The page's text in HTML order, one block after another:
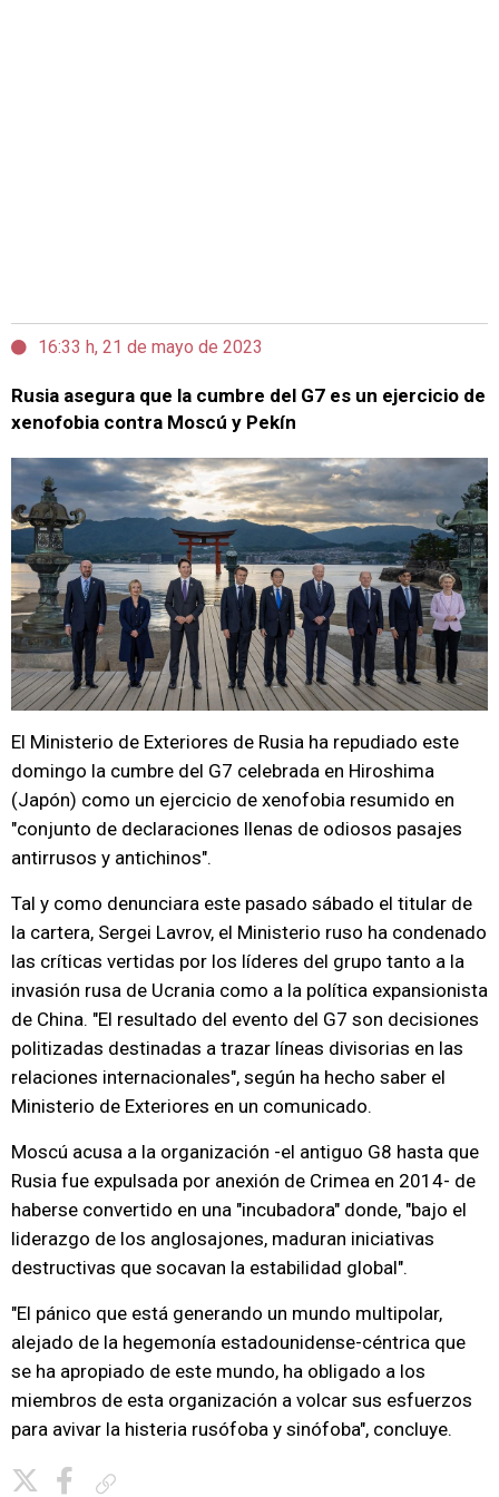
16:33 h, 21 de mayo de 2023
Rusia asegura que la cumbre del G7 es un ejercicio de
xenofobia contra Moscú y Pekín
El Ministerio de Exteriores de Rusia ha repudiado este
domingo la cumbre del G7 celebrada en Hiroshima
(Japón) como un ejercicio de xenofobia resumido en
"conjunto de declaraciones llenas de odiosos pasajes
antirrusos y antichinos".
Tal y como denunciara este pasado sábado el titular de
la cartera, Sergei Lavrov, el Ministerio ruso ha condenado
las críticas vertidas por los líderes del grupo tanto a la
invasión rusa de Ucrania como a la política expansionista
de China. "El resultado del evento del G7 son decisiones
politizadas destinadas a trazar líneas divisorias en las
relaciones internacionales", según ha hecho saber el
Ministerio de Exteriores en un comunicado.
Moscú acusa a la organización -el antiguo G8 hasta que
Rusia fue expulsada por anexión de Crimea en 2014- de
haberse convertido en una "incubadora" donde, "bajo el
liderazgo de los anglosajones, maduran iniciativas
destructivas que socavan la estabilidad global".
"El pánico que está generando un mundo multipolar,
alejado de la hegemonía estadounidense-céntrica que
se ha apropiado de este mundo, ha obligado a los
miembros de esta organización a volcar sus esfuerzos
para avivar la histeria rusófoba y sinófoba", concluye.